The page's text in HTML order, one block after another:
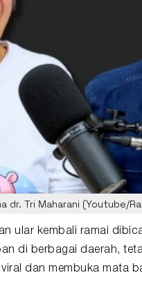
dr. Tri Maharani (Youtube/
ular kembali ramai
di berbagai daerah,
viral dan membuka mata